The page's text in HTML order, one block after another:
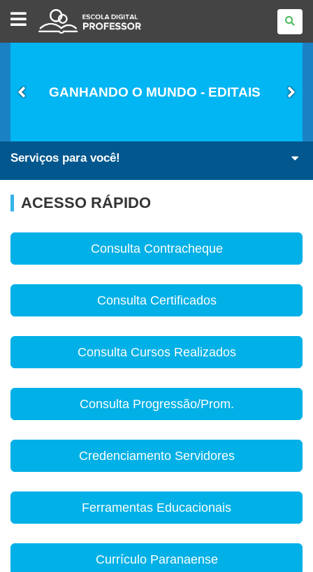
ESCOLA
DIGITAL
-
PROFESSOR
GANHANDO O MUNDO - EDITAIS
Serviços para você!
ACESSO RÁPIDO
Consulta Contracheque
Consulta Certificados
Consulta Cursos Realizados
Consulta Progressão/Prom.
Credenciamento Servidores
Ferramentas Educacionais
Currículo Paranaense